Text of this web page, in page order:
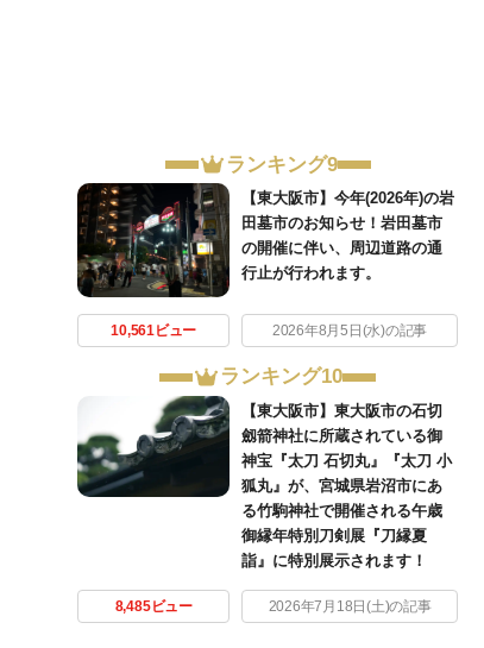
ランキング9
【東大阪市】今年(2026年)の岩
田墓市のお知らせ！岩田墓市
の開催に伴い、周辺道路の通
行止が行われます。
10,561ビュー 2026年8月5日(水)の記事
ランキング10
【東大阪市】東大阪市の石切
劔箭神社に所蔵されている御
神宝『太刀 石切丸』『太刀 小
狐丸』が、宮城県岩沼市にあ
る竹駒神社で開催される午歳
御縁年特別刀剣展『刀縁夏
詣』に特別展示されます！
8,485ビュー 2026年7月18日(土)の記事